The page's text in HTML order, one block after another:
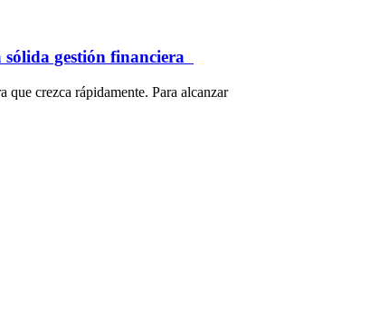
sólida gestión financiera
que crezca rápidamente. Para alcanzar